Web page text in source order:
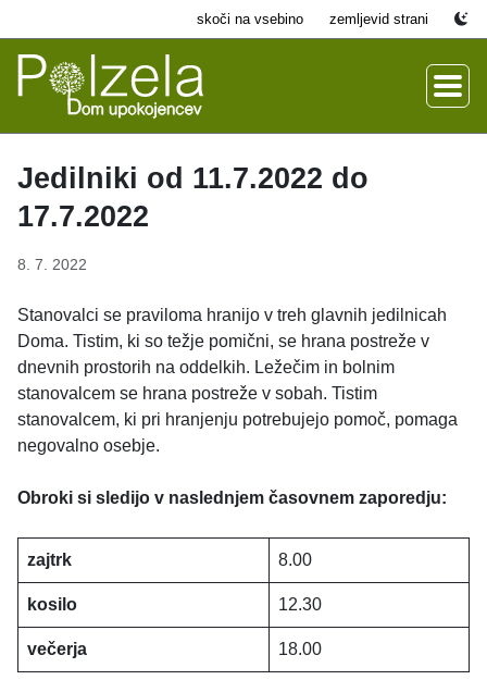
skoči na vsebino zemljevid strani
Jedilniki od 11.7.2022 do
17.7.2022
8. 7. 2022
Stanovalci se praviloma hranijo v treh glavnih jedilnicah
Doma. Tistim, ki so težje pomični, se hrana postreže v
dnevnih prostorih na oddelkih. Ležečim in bolnim
stanovalcem se hrana postreže v sobah. Tistim
stanovalcem, ki pri hranjenju potrebujejo pomoč, pomaga
negovalno osebje.
Obroki si sledijo v naslednjem časovnem zaporedju:
zajtrk 8.00
kosilo 12.30
večerja 18.00